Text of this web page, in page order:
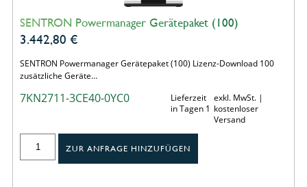
SENTRON Powermanager Gerätepaket (100)
3.442,80 €
SENTRON Powermanager Gerätepaket (100) Lizenz-Download 100
zusätzliche Geräte…
7KN2711-3CE40-0YC0
Lieferzeit
in Tagen 1
exkl. MwSt. |
kostenloser
Versand
ZUR ANFRAGE HINZUFÜGEN